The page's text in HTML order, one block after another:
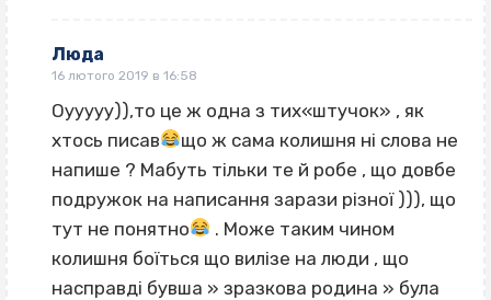
Люда
16 лютого 2019 в 16:58
Оууууу)),то це ж одна з тих«штучок» , як
хтось писав
що ж сама колишня ні слова не
напише ? Мабуть тільки те й робе , що довбе
подружок на написання зарази різної ))), що
тут не понятно
. Може таким чином
колишня боїться що вилізе на люди , що
насправді бувша » зразкова родина » була